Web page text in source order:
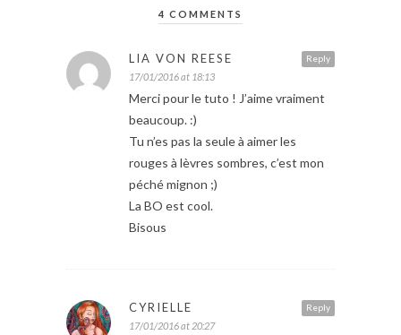
4 COMMENTS
Reply
LIA VON REESE
17/01/2016 at 18:13
Merci pour le tuto ! J’aime vraiment
beaucoup. :)
Tu n’es pas la seule à aimer les
rouges à lèvres sombres, c’est mon
péché mignon ;)
La BO est cool.
Bisous
Reply
CYRIELLE
17/01/2016 at 20:27